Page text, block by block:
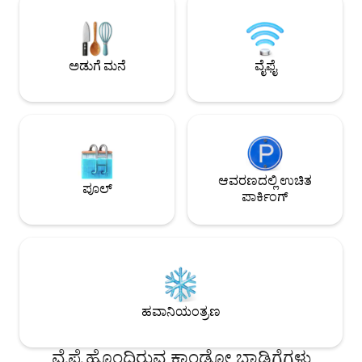
ಡಿಶ್‌ವಾಶರ್, ಲಾಂಡ್ರಿ, ವೈ-ಫೈ, ಎ/ಸಿ ಮತ್ತು ಖಾಸಗಿ
ಗ್ಯಾರೇಜ್ 💎 ಪ್ರಧಾನ ಸ್ಥಳ: ಕ್ಯಾನಿಯೆಲ್ಸ್ ಬೀಚ್‌ಗೆ
ಕೇವಲ 5 ನಿಮಿಷಗಳ ನಡಿಗೆ ಕೋಸ್ಟಾ ಬ್ರಾವಾದಲ್ಲಿ ನಿಮ್ಮ
ಸ್ಟೈಲಿಶ್ ಮನೆ ಕಾಯುತ್ತಿದೆ. ನಿಮ್ಮ ಕನಸಿನ ವಾಸ್ತವ್ಯವನ್ನು
ಸಮಯದಲ್ಲಿ ವಿಹಾರಕ್ಕೆ
ಅಡುಗೆ ಮನೆ ವೈಫೈ
ಪೂಲ್
ಆವರಣದಲ್ಲಿ ಉಚಿತ
ಪಾರ್ಕಿಂಗ್
ಹವಾನಿಯಂತ್ರಣ